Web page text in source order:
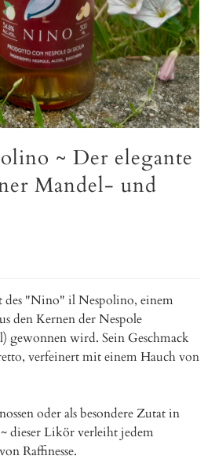
~ Der elegante
Mandel- und
des "Nino" il Nespolino, einem
den Kernen der Nespole
gewonnen wird. Sein Geschmack
verfeinert mit einem Hauch von
oder als besondere Zutat in
dieser Likör verleiht jedem
Raffinesse.